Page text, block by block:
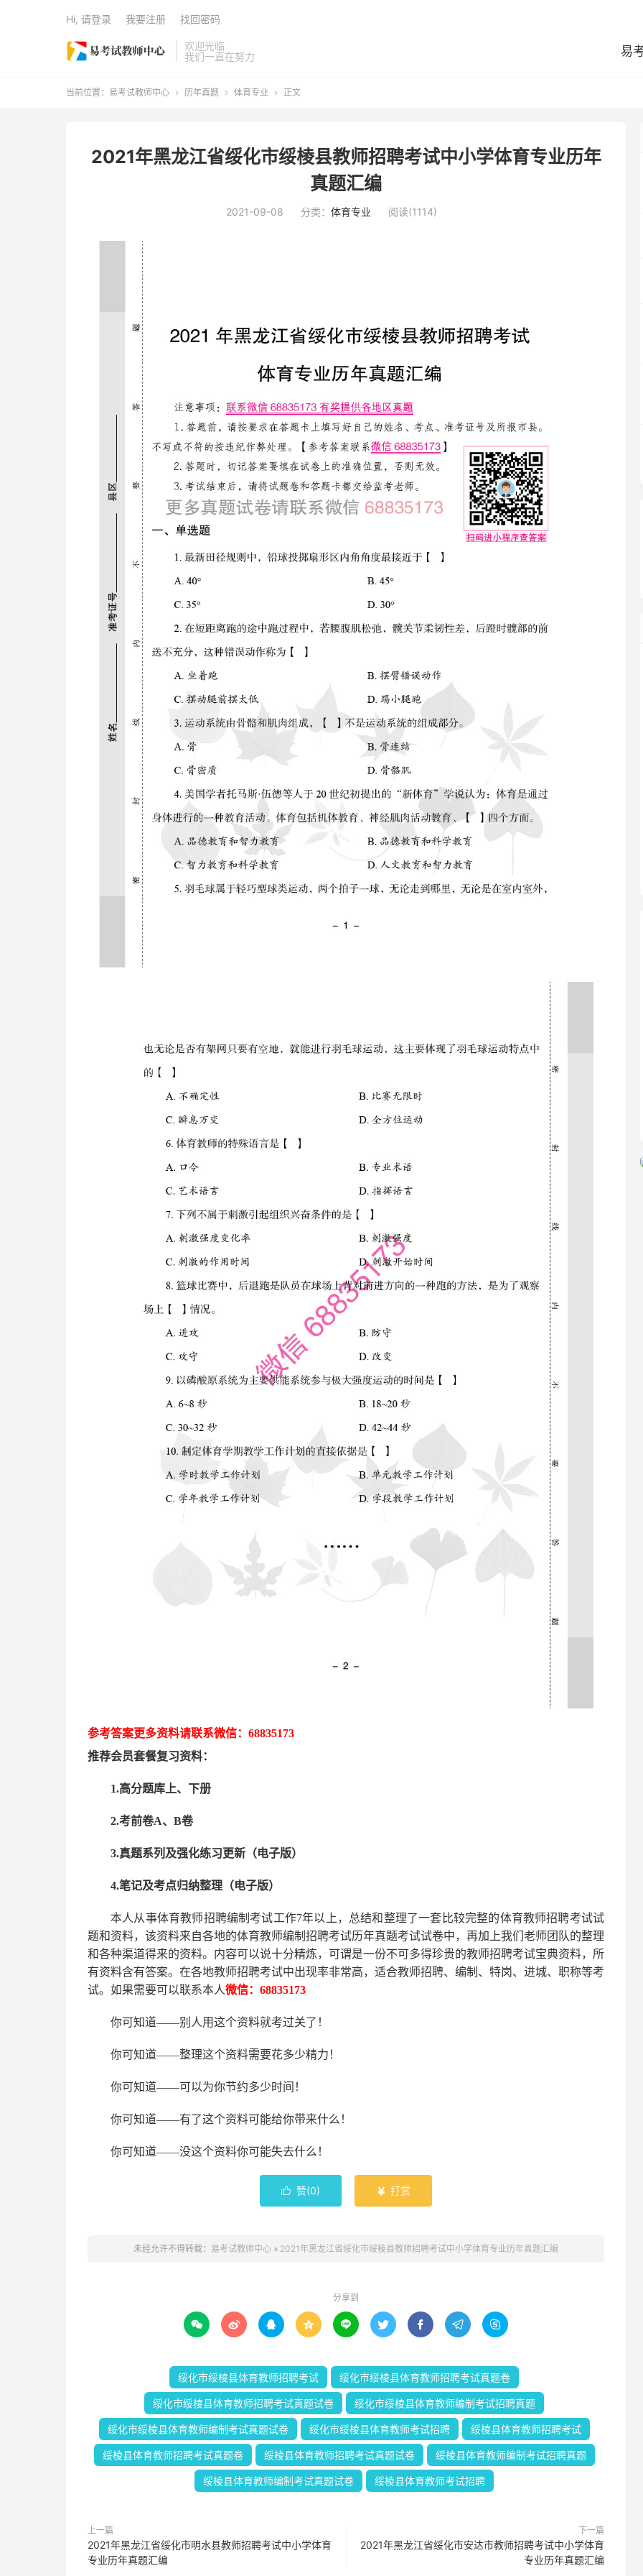
欢迎光临
我们一直在努力
易
Hi, 请登录 我要注册 找回密码
当前位置： 易考试教师中心  历年真题  体育专业  正文
2021年黑龙江省绥化市绥棱县教师招聘考试中小学体育专业历年
真题汇编
2021-09-08 分类： 体育专业 阅读(1114)
参考答案更多资料请联系微信： 68835173
推荐会员套餐复习资料：
1.高分题库上、下册
2.考前卷A、B卷
3.真题系列及强化练习更新（电子版）
4.笔记及考点归纳整理（电子版）
本人从事体育教师招聘编制考试工作7年以上，总结和整理了一套比较完整的体育教师招聘考试试
题和资料，该资料来自各地的体育教师编制招聘考试历年真题考试试卷中， 再加上我们 老师 团队的整理
和各种渠道得来的资料。内容可以说十分精炼，可谓是一份不可多得珍贵的教师招聘考试宝典资料，所
有资料含有答案。 在各地教师招聘考试中出现率非常高，适合教师招聘、编制、特岗、进城、职称等考
试。如果需要可以联系本人微信： 68835173
你可知道——别人用这个资料就考过关了！
你可知道——整理这个资料需要花多少精力 ！
你可知道——可以为你节约多少时间！
你可知道——有了这个资料可能给你带来什么！
你可知道——没这个资料你可能失去什么 ！
 赞(0)  打赏
未经允许不得转载： 易考试教师中心 » 2021年黑龙江省绥化市绥棱县教师招聘考试中小学体育专业历年真题汇编
分享到
        
绥化市绥棱县体育教师招聘考试 绥化市绥棱县体育教师招聘考试真题卷
绥化市绥棱县体育教师招聘考试真题试卷 绥化市绥棱县体育教师编制考试招聘真题
绥化市绥棱县体育教师编制考试真题试卷 绥化市绥棱县体育教师考试招聘 绥棱县体育教师招聘考试
绥棱县体育教师招聘考试真题卷 绥棱县体育教师招聘考试真题试卷 绥棱县体育教师编制考试招聘真题
绥棱县体育教师编制考试真题试卷 绥棱县体育教师考试招聘
上一篇
2021年黑龙江省绥化市明水县教师招聘考试中小学体育
专业历年真题汇编
下一篇
2021年黑龙江省绥化市安达市教师招聘考试中小学体育
专业历年真题汇编